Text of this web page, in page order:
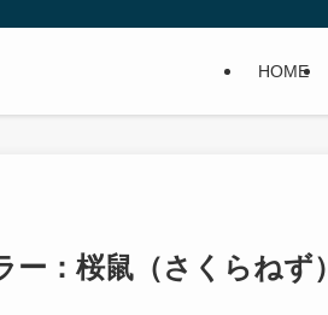
HOME
：桜鼠（さくらねず）